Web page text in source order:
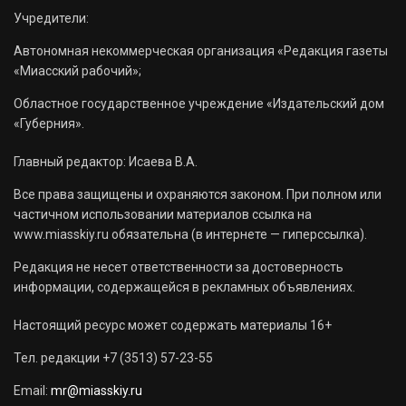
Учредители:
Автономная некоммерческая организация «Редакция газеты
«Миасский рабочий»;
Областное государственное учреждение «Издательский дом
«Губерния».
Главный редактор: Исаева В.А.
Все права защищены и охраняются законом. При полном или
частичном использовании материалов ссылка на
www.miasskiy.ru обязательна (в интернете — гиперссылка).
Редакция не несет ответственности за достоверность
информации, содержащейся в рекламных объявлениях.
Настоящий ресурс может содержать материалы 16+
Тел. редакции +7 (3513) 57-23-55
Email: mr@miasskiy.ru